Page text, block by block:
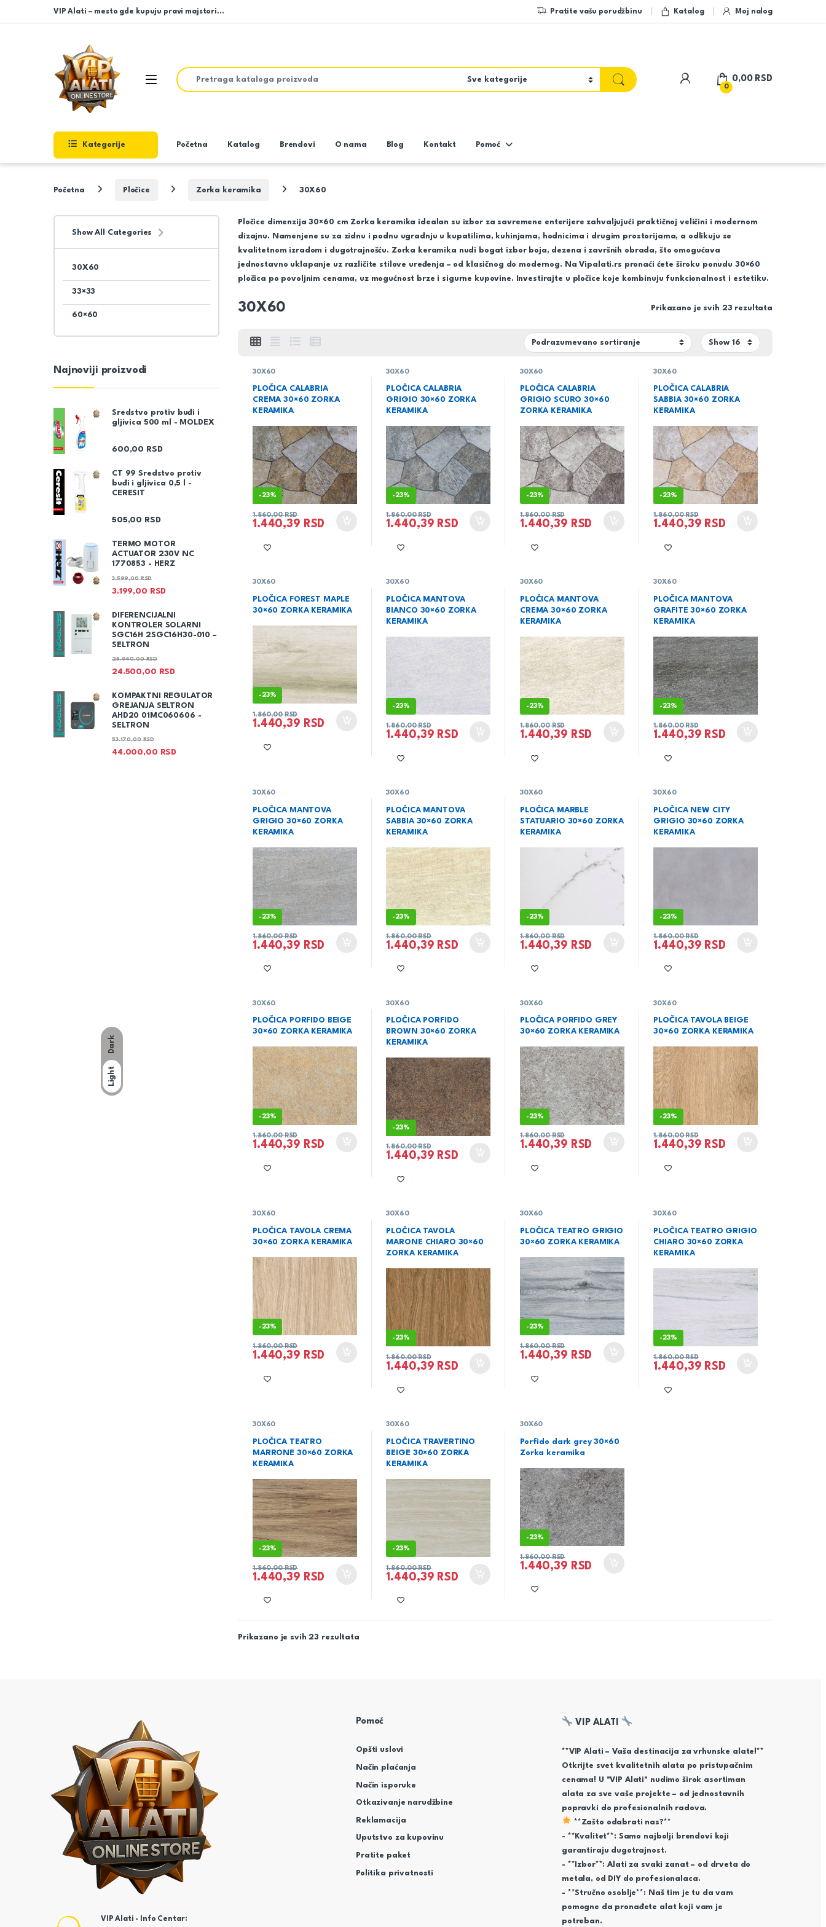
Dark
Light
Skip to navigation
Skip to content
VIP Alati – mesto gde kupuju pravi majstori… Pratite vašu porudžbinu Katalog Moj nalog
Open
Search for:
My Account
0
0,00 RSD
Kategorije Početna Katalog Brendovi O nama Blog Kontakt Pomoć
Početna Pločice Zorka keramika 30X60
Pločice dimenzija30×60 cm Zorka keramika idealan su izbor za savremene enterijere zahvaljujući praktičnoj veličini i modernom
dizajnu. Namenjene su za zidnu i podnu ugradnju u kupatilima, kuhinjama, hodnicima i drugim prostorijama, a odlikuju se
kvalitetnom izradom i dugotrajnošću. Zorka keramika nudi bogat izbor boja, dezena i završnih obrada, što omogućava
jednostavno uklapanje uz različite stilove uređenja – od klasičnog do modernog. Na Vipalati.rs pronaći ćete široku ponudu 30×60
pločica po povoljnim cenama, uz mogućnost brze i sigurne kupovine. Investirajte u pločice koje kombinuju funkcionalnost i estetiku.
30X60 Prikazano je svih 23 rezultata
30X60
PLOČICA CALABRIA
CREMA 30×60 ZORKA
KERAMIKA
-23%
1.440,39 RSD
1.860,00RSD
30X60
PLOČICA CALABRIA
GRIGIO 30×60 ZORKA
KERAMIKA
-23%
1.440,39 RSD
1.860,00RSD
30X60
PLOČICA CALABRIA
GRIGIO SCURO 30×60
ZORKA KERAMIKA
-23%
1.440,39 RSD
1.860,00RSD
30X60
PLOČICA CALABRIA
SABBIA 30×60 ZORKA
KERAMIKA
-23%
1.440,39 RSD
1.860,00RSD
30X60
PLOČICA FOREST MAPLE
30×60 ZORKA KERAMIKA
-23%
1.440,39 RSD
1.860,00RSD
30X60
PLOČICA MANTOVA
BIANCO 30×60 ZORKA
KERAMIKA
-23%
1.440,39 RSD
1.860,00RSD
30X60
PLOČICA MANTOVA
CREMA 30×60 ZORKA
KERAMIKA
-23%
1.440,39 RSD
1.860,00RSD
30X60
PLOČICA MANTOVA
GRAFITE 30×60 ZORKA
KERAMIKA
-23%
1.440,39 RSD
1.860,00RSD
30X60
PLOČICA MANTOVA
GRIGIO 30×60 ZORKA
KERAMIKA
-23%
1.440,39 RSD
1.860,00RSD
30X60
PLOČICA MANTOVA
SABBIA 30×60 ZORKA
KERAMIKA
-23%
1.440,39 RSD
1.860,00RSD
30X60
PLOČICA MARBLE
STATUARIO 30×60 ZORKA
KERAMIKA
-23%
1.440,39 RSD
1.860,00RSD
30X60
PLOČICA NEW CITY
GRIGIO 30×60 ZORKA
KERAMIKA
-23%
1.440,39 RSD
1.860,00RSD
30X60
PLOČICA PORFIDO BEIGE
30×60 ZORKA KERAMIKA
-23%
1.440,39 RSD
1.860,00RSD
30X60
PLOČICA PORFIDO
BROWN 30×60 ZORKA
KERAMIKA
-23%
1.440,39 RSD
1.860,00RSD
30X60
PLOČICA PORFIDO GREY
30×60 ZORKA KERAMIKA
-23%
1.440,39 RSD
1.860,00RSD
30X60
PLOČICA TAVOLA BEIGE
30×60 ZORKA KERAMIKA
-23%
1.440,39 RSD
1.860,00RSD
30X60
PLOČICA TAVOLA CREMA
30×60 ZORKA KERAMIKA
-23%
1.440,39 RSD
1.860,00RSD
30X60
PLOČICA TAVOLA
MARONE CHIARO 30×60
ZORKA KERAMIKA
-23%
1.440,39 RSD
1.860,00RSD
30X60
PLOČICA TEATRO GRIGIO
30×60 ZORKA KERAMIKA
-23%
1.440,39 RSD
1.860,00RSD
30X60
PLOČICA TEATRO GRIGIO
CHIARO 30×60 ZORKA
KERAMIKA
-23%
1.440,39 RSD
1.860,00RSD
30X60
PLOČICA TEATRO
MARRONE 30×60 ZORKA
KERAMIKA
-23%
1.440,39 RSD
1.860,00RSD
30X60
PLOČICA TRAVERTINO
BEIGE 30×60 ZORKA
KERAMIKA
-23%
1.440,39 RSD
1.860,00RSD
30X60
Porfido dark grey 30×60
Zorka keramika
-23%
1.440,39 RSD
1.860,00RSD
Prikazano je svih 23 rezultata
Show All Categories
30X60
33×33
60×60
Najnoviji proizvodi
Sredstvo protiv buđi i
gljivica 500 ml - MOLDEX
600,00 RSD
CT 99 Sredstvo protiv
buđi i gljivica 0,5 l -
CERESIT
505,00 RSD
TERMO MOTOR
ACTUATOR 230V NC
1770853 - HERZ
3.199,00 RSD
3.599,00RSD
DIFERENCIJALNI
KONTROLER SOLARNI
SGC16H 2SGC16H30-010 –
SELTRON
24.500,00 RSD
25.940,00RSD
KOMPAKTNI REGULATOR
GREJANJA SELTRON
AHD20 01MC060606 -
SELTRON
44.000,00 RSD
53.170,00RSD
VIP Alati - Info Centar:
Pomoć
Opšti uslovi
Način plaćanja
Način isporuke
Otkazivanje narudžbine
Reklamacija
Uputstvo za kupovinu
Pratite paket
Politika privatnosti
VIP ALATI
**VIP Alati – Vaša destinacija za vrhunske alate!**
Otkrijte svet kvalitetnih alata po pristupačnim
cenama! U "VIP Alati" nudimo širok asortiman
alata za sve vaše projekte – od jednostavnih
popravki do profesionalnih radova.
**Zašto odabrati nas?**
- **Kvalitet**: Samo najbolji brendovi koji
garantiraju dugotrajnost.
- **Izbor**: Alati za svaki zanat – od drveta do
metala, od DIY do profesionalaca.
- **Stručno osoblje**: Naš tim je tu da vam
pomogne da pronađete alat koji vam je
potreban.